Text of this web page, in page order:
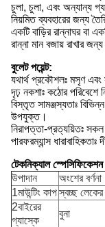
চুলা, চুলা, এবং অন্যান্য
নিয়মিত ব্যবহারের জন্য
একটি বাড়ির রান্নাঘর বা
রান্না মান বজায় রাখার
বুলেট পয়েন্ট:
যথার্থ প্রকৌশলঃ মসৃণ এবং
দৃঢ় নকশাঃ কঠোর পরিবেশে
বিস্তৃত সামঞ্জস্যতাঃ
উপযুক্ত।
নিরাপত্তা-প্রত্যয়িতঃ সকল
পারফরম্যান্স
টেকনিক্যাল স্পেসিফিকেশন
উপাদান
অংশের বর্ণনা
1মাউন্টিং কাপস্বচ্ছ
2বাইরের
গ্যাস্কে
বুনা